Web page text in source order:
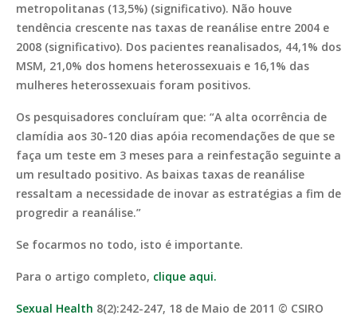
metropolitanas (13,5%) (significativo). Não houve
tendência crescente nas taxas de reanálise entre 2004 e
2008 (significativo). Dos pacientes reanalisados, 44,1% dos
MSM, 21,0% dos homens heterossexuais e 16,1% das
mulheres heterossexuais foram positivos.
Os pesquisadores concluíram que: “A alta ocorrência de
clamídia aos 30-120 dias apóia recomendações de que se
faça um teste em 3 meses para a reinfestação seguinte a
um resultado positivo. As baixas taxas de reanálise
ressaltam a necessidade de inovar as estratégias a fim de
progredir a reanálise.”
Se focarmos no todo, isto é importante.
Para o artigo completo, clique aqui.
Sexual Health 8(2):242-247, 18 de Maio de 2011 © CSIRO